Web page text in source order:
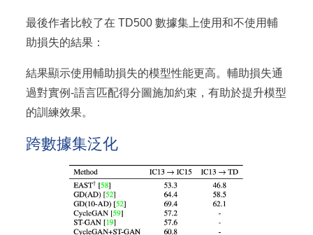
最後作者比較了在 TD500 數據集上使用和不使用輔
助損失的結果：
結果顯示使用輔助損失的模型性能更高。輔助損失通
過對實例-語言匹配得分圖施加約束，有助於提升模型
的訓練效果。
跨數據集泛化